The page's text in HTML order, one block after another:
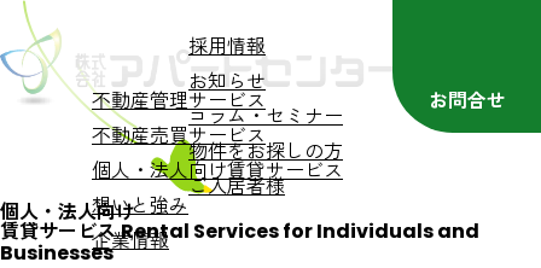
採用情報
お知らせ
コラム・セミナー
物件をお探しの方
ご入居者様
不動産管理サービス
不動産売買サービス
個人・法人向け賃貸サービス
想いと強み
企業情報
お問合せ
個人・法人向け
賃貸サービスRental Services for Individualsand
Businesses